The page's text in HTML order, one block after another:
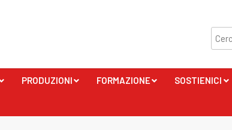
PRODUZIONI FORMAZIONE SOSTIENICI